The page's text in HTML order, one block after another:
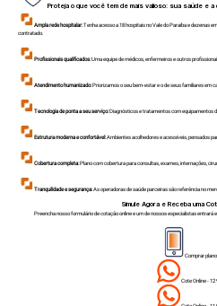
Proteja o que você tem de mais valioso: sua saúde e a
Ampla rede hospitalar:Tenha acesso a 18 hospitais no Vale do Paraíba e dezenas
contratado.
Profissionais qualificados:Uma equipe de médicos, enfermeiros e outros
Atendimento humanizado:Priorizamos o seu bem-estar e o de seus familiares em
Tecnologia de ponta a seu serviço:Diagnósticos e tratamentos com equipamentos
Estrutura moderna e confortável:Ambientes acolhedores e acessíveis, pensados
Cobertura completa:Plano com cobertura para consultas, exames, internações,
Tranquilidade e segurança:As operadoras de saúde parceiras são referência no
Simule Agora e Receba uma
Preencha nosso formulário de cotação online e um de nossos especialistas
Comprar
Cote Online -